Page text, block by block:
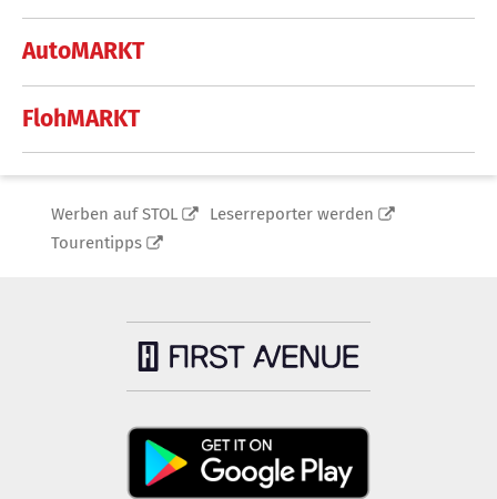
AutoMARKT
FlohMARKT
Werben auf STOL
Leserreporter werden
Tourentipps